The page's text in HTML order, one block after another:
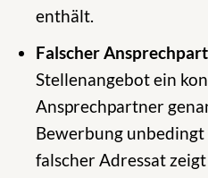
enthält.
Falscher
Stellenangebot ein
Ansprechpartner
Bewerbung unbedingt
falscher Adressat